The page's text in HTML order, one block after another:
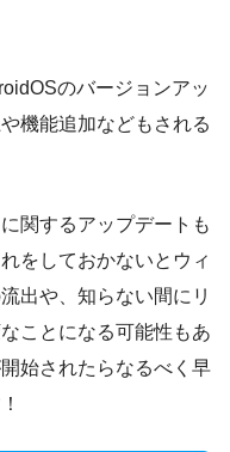
のバージョンアッ
機能追加などもされる
関するアップデート も
れをしておかないと ウィ
出や、 知らない間にリ
ことになる可能性もあ
始されたらなるべく早